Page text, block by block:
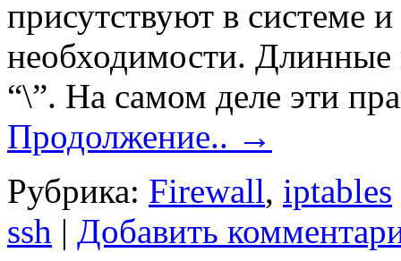
присутствуют в системе
необходимости. Длинные
“\”. На самом деле эти
Продолжение.. →
Рубрика: Firewall, iptables
ssh | Добавить